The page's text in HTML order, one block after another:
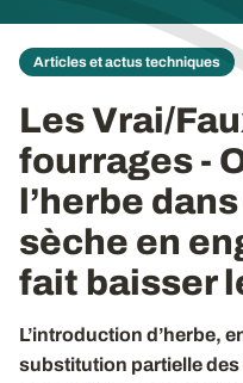
Articles et actus techniques
Les Vrai/
fourrages -
l’herbe
sèche en
fait baisser
L’introduction d’herbe,
substitution partielle